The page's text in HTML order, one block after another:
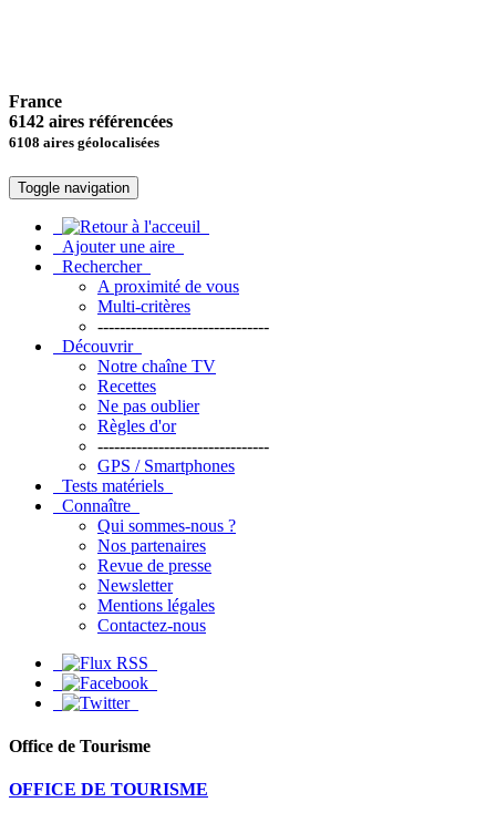
France
6142 aires référencées
6108 aires géolocalisées
Toggle navigation
Ajouter une aire
Rechercher
A proximité de vous
Multi-critères
-------------------------------
Découvrir
Notre chaîne TV
Recettes
Ne pas oublier
Règles d'or
-------------------------------
GPS / Smartphones
Tests matériels
Connaître
Qui sommes-nous ?
Nos partenaires
Revue de presse
Newsletter
Mentions légales
Contactez-nous
Office de Tourisme
OFFICE DE TOURISME